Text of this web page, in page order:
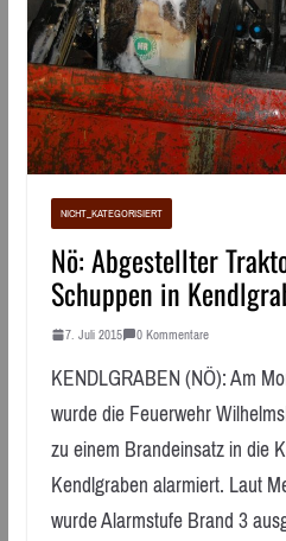
NICHT_KATEGORISIERT
Nö: Abgestellter
Schuppen in
7. Juli 2015 0 Kommentare
KENDLGRABEN (NÖ): Am
wurde die Feuerwehr
zu einem Brandeinsatz in die
Kendlgraben alarmiert. Laut
wurde Alarmstufe Brand 3